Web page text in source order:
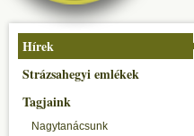
Hírek
Strázsahegyi emlékek
Tagjaink
Nagytanácsunk